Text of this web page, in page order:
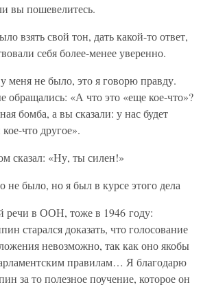
вы пошевелитесь.
взять свой тон, дать какой-то ответ,
себя более-менее уверенно.
у меня не было, это я говорю правду.
обращались: «А что это «еще кое-что»?
бомба, а вы сказали: у нас будет
что другое».
сказал: «Ну, ты силен!»
не было, но я был в курсе этого дела
речи в ООН, тоже в 1946 году:
старался доказать, что голосование
невозможно, так как оно якобы
правилам… Я благодарю
за то полезное поучение, которое он